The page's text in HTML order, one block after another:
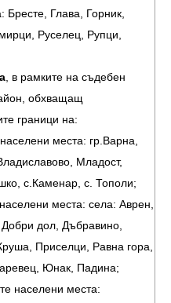
Бресте, Глава, Горник,
Руселец, Рупци,
, в рамките на съдебен
обхващащ
граници на:
места: гр.Варна,
Младост,
с.Каменар, с. Тополи;
места: села: Аврен,
дол, Дъбравино,
Приселци, Равна гора,
Юнак, Падина;
населени места: